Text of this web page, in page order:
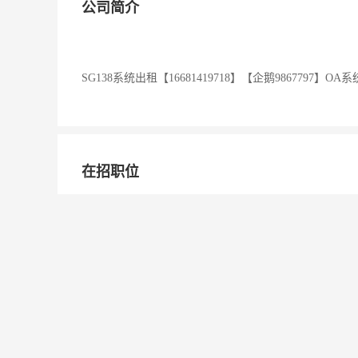
公司简介
SG138系统出租【16681419718】【企鹅9867797】OA
在招职位